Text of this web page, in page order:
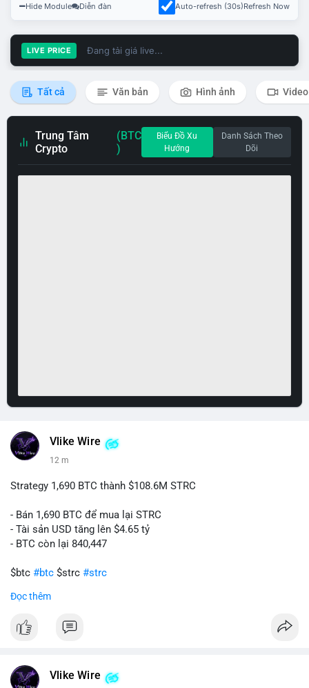
Hide Module Diễn đàn Auto-refresh (30s)Refresh Now
LIVE PRICE Đang tải giá live...
Tất cả Văn bản Hình ảnh Video
Trung Tâm
Crypto
(BTC
)
Biểu Đồ Xu
Hướng
Danh Sách Theo
Dõi
Vlike Wire
12 m
Strategy 1,690 BTC thành $108.6M STRC
- Bán 1,690 BTC để mua lại STRC
- Tài sản USD tăng lên $4.65 tỷ
- BTC còn lại 840,447
$btc #btc $strc #strc
#vlikevn
📰 Nguồn: Cointelegraph
Đọc thêm
Vlike Wire